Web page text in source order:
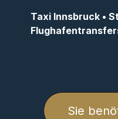
Sie
Taxi Innsbruck •